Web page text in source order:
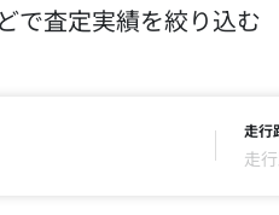
で査定実績を絞り込む
走行
走